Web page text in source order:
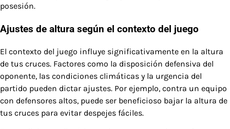
posesión.
Ajustes de altura según el contexto del juego
El contexto del juego influye significativamente en la altura
de tus cruces. Factores como la disposición defensiva del
oponente, las condiciones climáticas y la urgencia del
partido pueden dictar ajustes. Por ejemplo, contra un equipo
con defensores altos, puede ser beneficioso bajar la altura de
tus cruces para evitar despejes fáciles.